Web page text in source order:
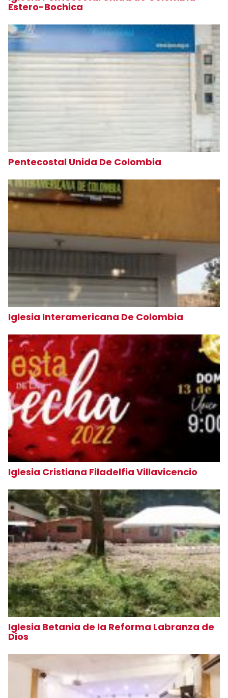
Estero-Bochica
Pentecostal Unida De Colombia
Iglesia Interamericana De Colombia
Iglesia Cristiana Filadelfia Villavicencio
Iglesia Betania de la Reforma Labranza de
Dios